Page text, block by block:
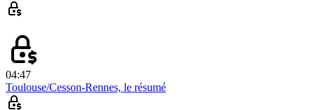
04:47
Toulouse/Cesson-Rennes, le résumé